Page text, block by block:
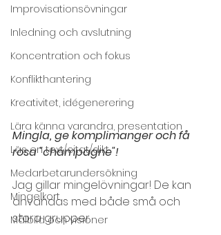
Improvisationsövningar
Inledning och avslutning
Koncentration och fokus
Konflikthantering
Kreativitet, idégenerering
Lära känna varandra, presentation
Läs en text/citat/dikt
Medarbetarundersökning
Mingelkort
Målbild och visioner
Mingla, ge komplimanger och få
rosa "champagne"!
Jag gillar mingelövningar! De kan
användas med både små och
stora grupper.